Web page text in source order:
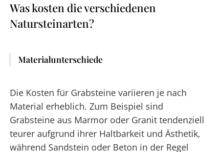
Was kosten die verschiedenen
Natursteinarten?
Materialunterschiede
Die Kosten für Grabsteine variieren je nach
Material erheblich. Zum Beispiel sind
Grabsteine aus Marmor oder Granit tendenziell
teurer aufgrund ihrer Haltbarkeit und Ästhetik,
während Sandstein oder Beton in der Regel